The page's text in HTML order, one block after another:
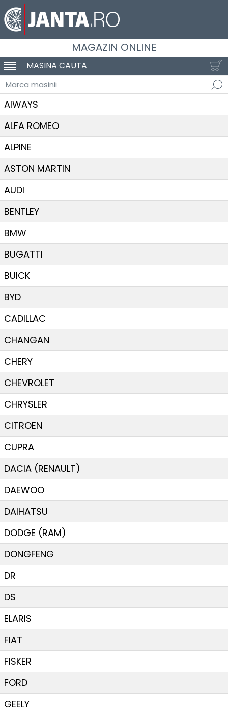
MAGAZIN ONLINE
SCHIMBA NAVIGAREA
MASINA CAUTA
Marca masinii
AIWAYS
ALFA ROMEO
ALPINE
ASTON MARTIN
AUDI
BENTLEY
BMW
BUGATTI
BUICK
BYD
CADILLAC
CHANGAN
CHERY
CHEVROLET
CHRYSLER
CITROEN
CUPRA
DACIA (RENAULT)
DAEWOO
DAIHATSU
DODGE (RAM)
DONGFENG
DR
DS
ELARIS
FIAT
FISKER
FORD
GEELY